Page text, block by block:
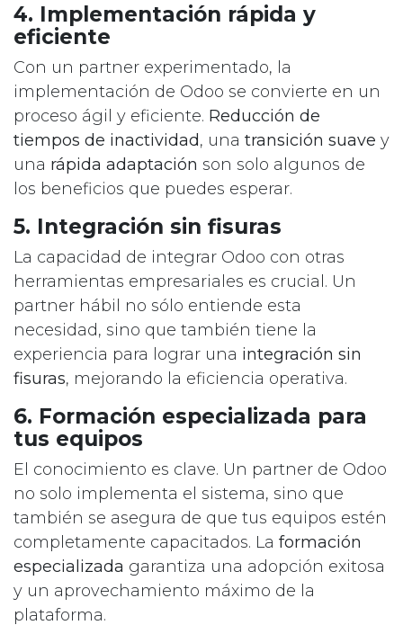
4. Implementación rápida y
eficiente
Con un partner experimentado, la
implementación de Odoo se convierte en un
proceso ágil y eficiente. Reducción de
tiempos de inactividad, una transición suave y
una rápida adaptación son solo algunos de
los beneficios que puedes esperar.
5. Integración sin fisuras
La capacidad de integrar Odoo con otras
herramientas empresariales es crucial. Un
partner hábil no sólo entiende esta
necesidad, sino que también tiene la
experiencia para lograr una integración sin
fisuras, mejorando la eficiencia operativa.
6. Formación especializada para
tus equipos
El conocimiento es clave. Un partner de Odoo
no solo implementa el sistema, sino que
también se asegura de que tus equipos estén
completamente capacitados. La formación
especializada garantiza una adopción exitosa
y un aprovechamiento máximo de la
plataforma.